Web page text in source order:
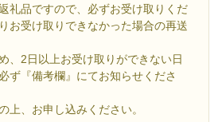
礼品ですので、必ずお受け取りくだ
お受け取りできなかった場合の再送
、2日以上お受け取りができない日
ず『備考欄』にてお知らせくださ
上、お申し込みください。